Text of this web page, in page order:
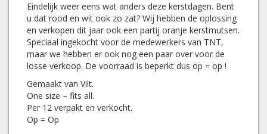
Eindelijk weer eens wat anders deze kerstdagen. Bent
u dat rood en wit ook zo zat? Wij hebben de oplossing
en verkopen dit jaar ook een partij oranje kerstmutsen.
Speciaal ingekocht voor de medewerkers van TNT,
maar we hebben er ook nog een paar over voor de
losse verkoop. De voorraad is beperkt dus op = op !
Gemaakt van Vilt.
One size – fits all.
Per 12 verpakt en verkocht.
Op = Op